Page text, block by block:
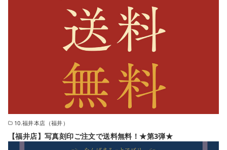
10.福井本店（福井）
【福井店】写真刻印ご注文で送料無料！★第3弾★